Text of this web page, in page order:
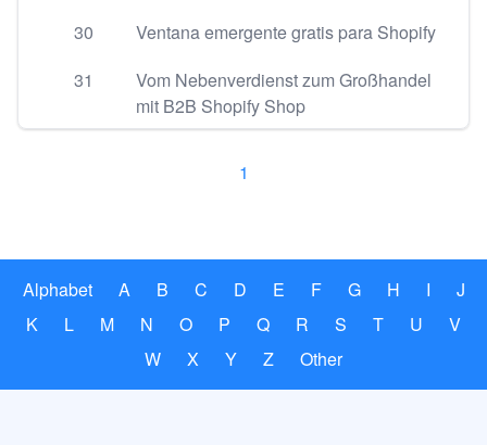
30
Ventana emergente gratis para Shopify
31
Vom Nebenverdienst zum Großhandel
mit B2B Shopify Shop
1
Alphabet A B C D E F G H I
J
K
L M N O P Q R S T U
V
W
X Y Z Other